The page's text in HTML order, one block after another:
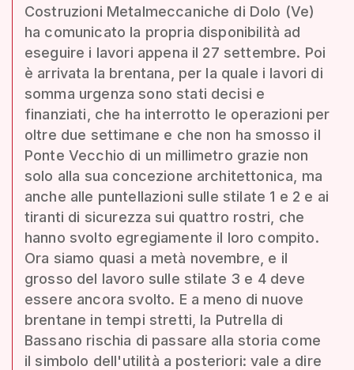
Costruzioni Metalmeccaniche di Dolo (Ve)
ha comunicato la propria disponibilità ad
eseguire i lavori appena il 27 settembre. Poi
è arrivata la brentana, per la quale i lavori di
somma urgenza sono stati decisi e
finanziati, che ha interrotto le operazioni per
oltre due settimane e che non ha smosso il
Ponte Vecchio di un millimetro grazie non
solo alla sua concezione architettonica, ma
anche alle puntellazioni sulle stilate 1 e 2 e ai
tiranti di sicurezza sui quattro rostri, che
hanno svolto egregiamente il loro compito.
Ora siamo quasi a metà novembre, e il
grosso del lavoro sulle stilate 3 e 4 deve
essere ancora svolto. E a meno di nuove
brentane in tempi stretti, la Putrella di
Bassano rischia di passare alla storia come
il simbolo dell'utilità a posteriori: vale a dire